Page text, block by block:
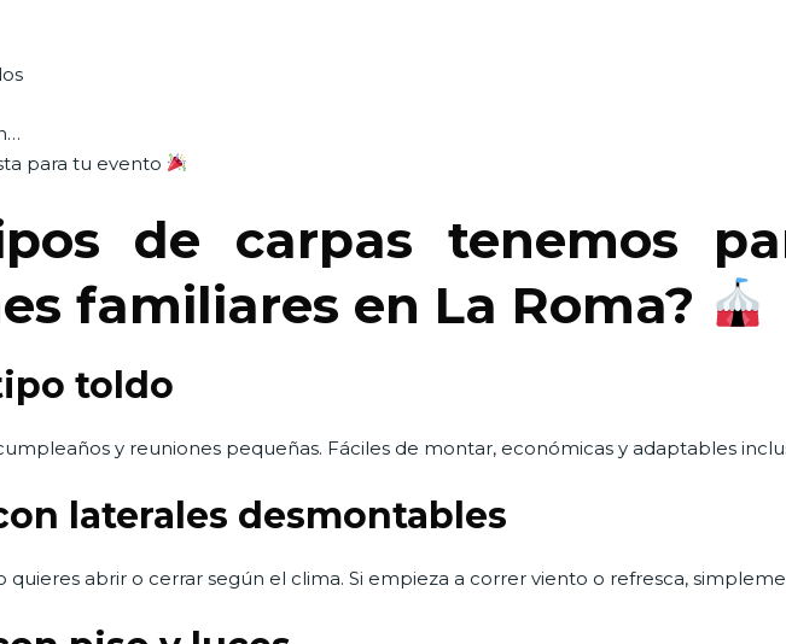
para tu evento
de carpas tenemos
familiares en La Roma?
toldo
y reuniones pequeñas. Fáciles de montar, económicas y adaptables
laterales desmontables
quieres abrir o cerrar según el clima. Si empieza a correr viento o refresca,